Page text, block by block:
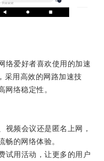
爱好者喜欢使用的加速
采用高效的网路加速技
网络稳定性。
频会议还是匿名上网，
畅的网络体验。
用活动，让更多的用户